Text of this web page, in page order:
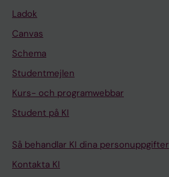
Ladok
Canvas
Schema
Studentmejlen
Kurs- och programwebbar
Student på KI
Så behandlar KI dina personuppgifter
Kontakta KI